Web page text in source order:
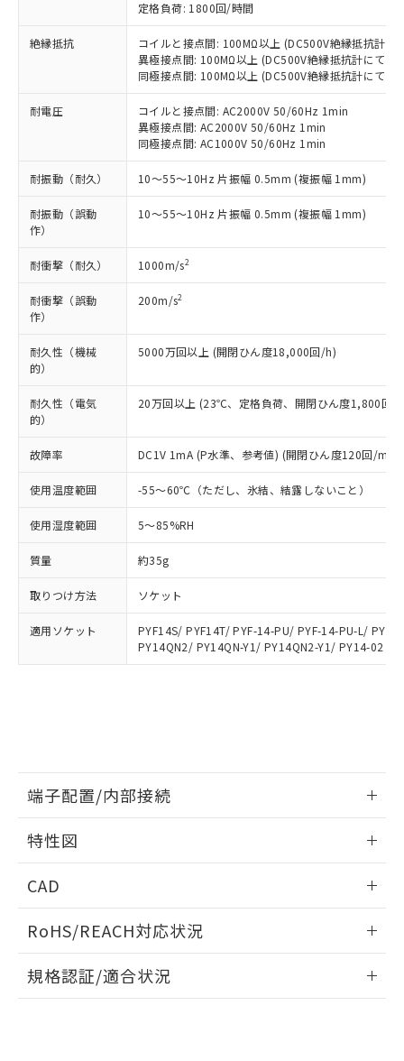
定格負荷: 1800回/時間
絶縁抵抗
コイルと接点間: 100MΩ以上 (DC500V絶縁抵抗計に
異極接点間: 100MΩ以上 (DC500V絶縁抵抗計にて)
同極接点間: 100MΩ以上 (DC500V絶縁抵抗計にて)
耐電圧
コイルと接点間: AC2000V 50/60Hz 1min
異極接点間: AC2000V 50/60Hz 1min
同極接点間: AC1000V 50/60Hz 1min
耐振動（耐久） 10～55～10Hz 片振幅 0.5mm (複振幅 1mm)
耐振動（誤動
作）
10～55～10Hz 片振幅 0.5mm (複振幅 1mm)
耐衝撃（耐久） 1000m/s2
耐衝撃（誤動
作）
200m/s2
耐久性（機械
的）
5000万回以上 (開閉ひん度18,000回/h)
耐久性（電気
的）
20万回以上 (23℃、定格負荷、開閉ひん度1,800回/
故障率 DC1V 1mA (P水準、参考値) (開閉ひん度120回/min)
使用温度範囲 -55～60℃（ただし、氷結、結露しないこと）
使用湿度範囲 5～85%RH
質量 約35g
取りつけ方法 ソケット
適用ソケット
PYF14S/ PYF14T/ PYF-14-PU/ PYF-14-PU-L/
PY14QN2/ PY14QN-Y1/ PY14QN2-Y1/ PY14-02
端子配置/内部接続
端子配置/内部接続
特性図
開閉容量
CAD
ドすることができます。
ログイン/会員登録
RoHS/REACH対応状況
EU RoHS 注意事項・凡例
規格認証/適合状況
当社制御機器事業取扱商品の中には、
本サービスの対象外となる商品もある
ことをご了承ください。
在庫状況および標準価格照会結果は、
記載している更新日時点での社内デー
タに基づき作成されるものであり、閲
覧された時点での実際の在庫および標
準価格とは異なる場合があることをご
了承ください。
正式な納期状況および標準価格はお客
様のお取引先、またはお客様担当のオ
ご相談ください。
オムロン制御機器販売店や当社販売拠
販売ネットワーク
ください。
在庫状況および標準価格結果を当社の
事前の承諾なく第三者に漏洩または開
マイパーツ機能（部品リスト作成サー
ビス）をご利用いただくには、I-Web
あります。
お客様が当ウェブサイト上で当社にご
登録された部品リストについて、当社
および当社の共同利用者が、当社の製
品・サービスに関するお客様との取
引・商談に必要な範囲で利用すること
をご了承ください。
※当社の共同利用者とは、"個人情報
の共同利用に関して"
用者の範囲」に記載されている法人を
指します。
害物質有無と関係のない商品です。
仕入先様の事情により、非含有部品として
いたものが、含有品と判明した場合などや
むを得ず変更することがあります。
*EU RoHS指令（10物質）：
鉛(Pb) 1000ppm以下、 水銀(Hg) 1000ppm以下、 カド
ミウム(Cd) 100ppm以下、
六価クロム(Cr(Ⅵ)) 1000ppm以下、ポリ臭化ビフェニル
類(PBB) 1000ppm以下、ポリ臭化ジフェニルエーテル類
(PBDE) 1000ppm以下、フタル酸ビス(2-エチルヘキシ
ル) (DEHP)(別名：DOP) 1000ppm以下、フタル酸ブチ
ルベンジル（BBP） 1000ppm以下、フタル酸ジブチル
（DBP） 1000ppm以下、フタル酸ジイソブチル
但し、RoHS指令で産業用監視および制御機器に対する
適用除外項目は除く。
フタル酸エステル類の４物質については閾値を超える意
図的な使用がないことを確認しています。
※2 対応予定月
月が前後することがあります。
※3 非含有証明書ダウンロード
下記の非含有証明書をダウンロードするこ
とができます。
EU RoHS指令（10物質）の非含有証明書
51物質の非含有証明書（当社基準）
※本証明書は発行日時点で非含有を証明す
るもので、過去に遡って非含有を証明する
ものではありません。
また、RoHS指令のフタル酸エステル類４
り、2022年1月12日より割愛しておりま
す。
基準値以下であることを示します。
「×」：最大均質材料含有率が中国RoHSの
基準値を超えていることを示します。
「－」：未確認です。当社販売部門へお問
い合わせください。
*中国RoHS10物質の基準値 (GB/T26572)：
Pb(鉛) :1000ppm、 Hg(水銀) : 1000ppm、 Cd(カドミウ
ニル類) : 1000ppm、 PBDEs(ポリ臭化ジフェニルエーテ
ル類) : 1000ppm、
DBP(フタル酸ジブチル) : 1000ppm、 DIBP(フタル酸ジ
イソブチル) : 1000ppm、 BBP(フタル酸ブチルベンジ
DEHP(フタル酸ビス(2-エチルヘキシル)) : 1000ppm
※2 環境保護使用期限
「ｅ」：有害物質（10物質）のすべてが基
準値以下であることを示します。
質が外部に漏えいし、環境に深刻な影響を
及ぼさない年数を意味します。
「－」：未確認です。当社販売部門へお問
い合わせください。
当社は、これら貴社製品のうち、外国
為替および外国貿易法に定める商品
（以下｢規制貨物等」という）を輸出
または国外への提供する場合は、日本
国政府の輸出許可(または役務取引許
可)を取得するなどの必要な手続きを
とります。
当社は規制貨物を破棄する場合は、完
全に破砕するなど、違法に輸出されな
当社は貴社製品を、核兵器、ミサイ
ル、化学兵器、生物兵器またはその他
武器並びにこれらの製造装置等に一切
使用いたしません。
場合は、上記1、2および3の内容を当
該第三者に通知します。また当社は、
販売先および販売に係わる関係者が違
法に輸出するおそれがある場合は、取
合意する
説明
○ 一定数以上の在庫あり
一定数には満たないが在庫あり
－
在庫なし(最新の在庫状況につ
いては、お客様のお取引先、ま
たはお客様担当のオムロン制御
認ください)
白
受注生産機種、また在庫状況の
情報を公開していない機種